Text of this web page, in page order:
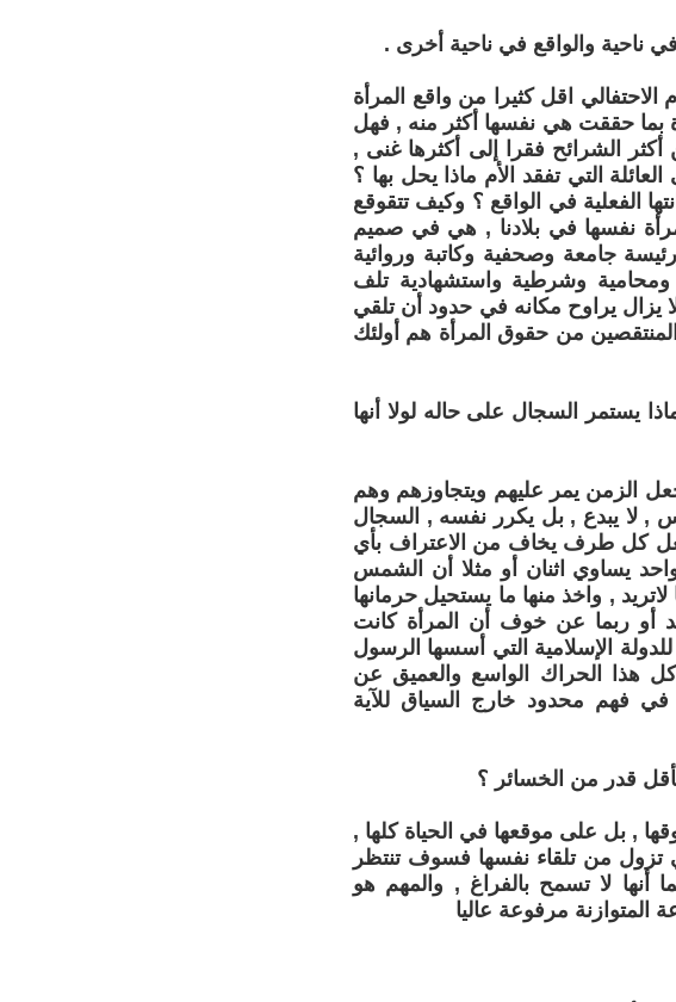
في ناحية والواقع في ناحية أخرى .
اقل كثيرا من واقع المرأة
بما حققت هي نفسها أكثر منه , فهل
أكثر الشرائح فقرا إلى أكثرها غنى ,
التي تفقد الأم ماذا يحل بها ؟
الفعلية في الواقع ؟ وكيف تتقوقع
نفسها في بلادنا , هي في صميم
جامعة وصحفية وكاتبة وروائية
وشرطية واستشهادية تلف
يزال يراوح مكانه في حدود أن تلقي
من حقوق المرأة هم أولئك
يستمر السجال على حاله لولا أنها
الزمن يمر عليهم ويتجاوزهم وهم
, لا يبدع , بل يكرر نفسه , السجال
كل طرف يخاف من الاعتراف بأي
يساوي اثنان أو مثلا أن الشمس
, واخذ منها ما يستحيل حرمانها
ربما عن خوف أن المرأة كانت
الإسلامية التي أسسها الرسول
هذا الحراك الواسع والعميق عن
في فهم محدود خارج السياق للآية
قدر من الخسائر ؟
, بل على موقعها في الحياة كلها ,
تزول من تلقاء نفسها فسوف تنتظر
أنها لا تسمح بالفراغ , والمهم هو
المتوازنة مرفوعة عاليا